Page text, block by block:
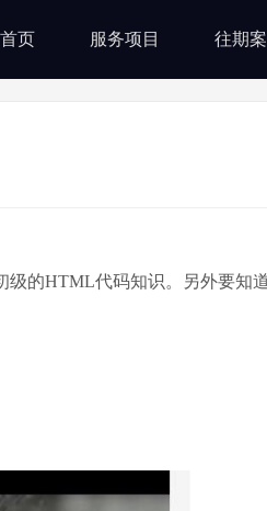
首页 服务项目 往期
级的HTML代码知识。另外要知